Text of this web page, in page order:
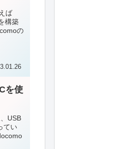
ば
構築
の
を使
USB
てい